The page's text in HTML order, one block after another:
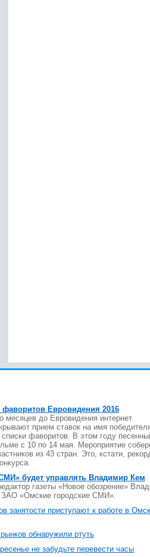
Евровидения 2016
месяцев до Евровидения интернет
прием ставок на имя
фаворитов. В этом году
с 10 по 14 мая. Мероприятие
из 43 стран. Это, кстати,
будет управлять Владимир Кем
газеты «Новое обозрение»
ЗАО «Омские городские СМИ».
занятости приступают к работе в
обнаружили ртуть
не забудьте перевести часы